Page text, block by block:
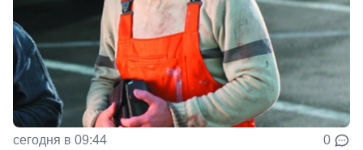
сегодня в 09:44 0